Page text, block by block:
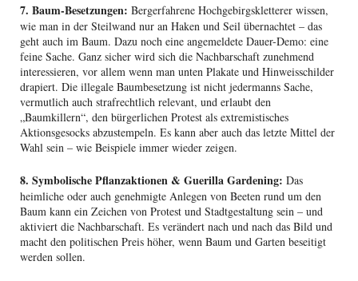
7. Baum-Besetzungen: Bergerfahrene Hochgebirgskletterer wissen,
wie man in der Steilwand nur an Haken und Seil übernachtet – das
geht auch im Baum. Dazu noch eine angemeldete Dauer-Demo: eine
feine Sache. Ganz sicher wird sich die Nachbarschaft zunehmend
interessieren, vor allem wenn man unten Plakate und Hinweisschilder
drapiert. Die illegale Baumbesetzung ist nicht jedermanns Sache,
vermutlich auch strafrechtlich relevant, und erlaubt den
„Baumkillern“, den bürgerlichen Protest als extremistisches
Aktionsgesocks abzustempeln. Es kann aber auch das letzte Mittel der
Wahl sein – wie Beispiele immer wieder zeigen.
8. Symbolische Pflanzaktionen & Guerilla Gardening: Das
heimliche oder auch genehmigte Anlegen von Beeten rund um den
Baum kann ein Zeichen von Protest und Stadtgestaltung sein – und
aktiviert die Nachbarschaft. Es verändert nach und nach das Bild und
macht den politischen Preis höher, wenn Baum und Garten beseitigt
werden sollen.